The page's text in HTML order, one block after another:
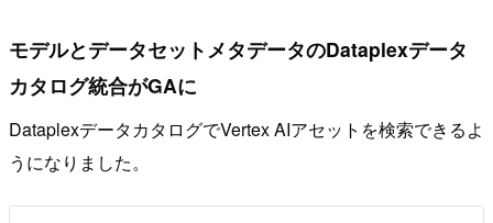
モデルとデータセットメタデータのDataplexデータ
カタログ統合がGAに
DataplexデータカタログでVertex AIアセットを検索できるよ
うになりました。